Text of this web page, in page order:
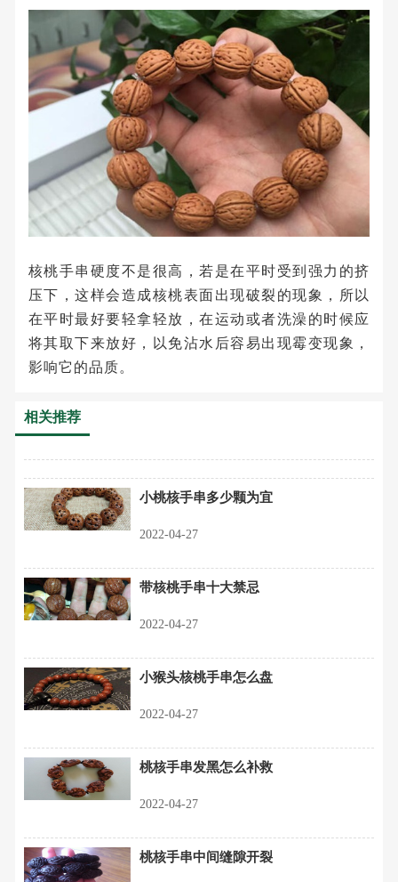
核桃手串硬度不是很高，若是在平时受到强力的挤
压下，这样会造成核桃表面出现破裂的现象，所以
在平时最好要轻拿轻放，在运动或者洗澡的时候应
将其取下来放好，以免沾水后容易出现霉变现象，
影响它的品质。
相关推荐
小桃核手串多少颗为宜
2022-04-27
带核桃手串十大禁忌
2022-04-27
小猴头核桃手串怎么盘
2022-04-27
桃核手串发黑怎么补救
2022-04-27
桃核手串中间缝隙开裂